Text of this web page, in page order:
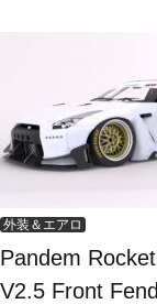
外装＆エアロ
Pandem
V2.5 Front